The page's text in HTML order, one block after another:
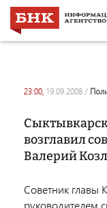
23:00, 19.09.2008 /
возглавил
Валерий
Советник главы
руководителем